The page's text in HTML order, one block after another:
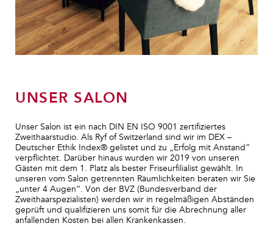
UNSER SALON
Unser Salon ist ein nach DIN EN ISO 9001 zertifiziertes
Zweithaarstudio. Als Ryf of Switzerland sind wir im DEX –
Deutscher Ethik Index® gelistet und zu „Erfolg mit Anstand“
verpflichtet. Darüber hinaus wurden wir 2019 von unseren
Gästen mit dem 1. Platz als bester Friseurfilialist gewählt. In
unseren vom Salon getrennten Räumlichkeiten beraten wir Sie
„unter 4 Augen“. Von der BVZ (Bundesverband der
Zweithaarspezialisten) werden wir in regelmäßigen Abständen
geprüft und qualifizieren uns somit für die Abrechnung aller
anfallenden Kosten bei allen Krankenkassen.